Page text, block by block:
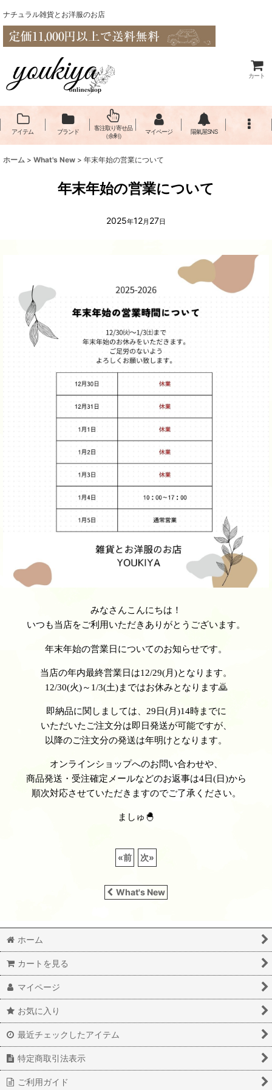
ナチュラル雑貨とお洋服のお店
カート
アイテム ブランド
客注取り寄せ品
（余剰）
マイページ 陽氣屋SNS
ホーム > What's New > 年末年始の営業について
年末年始の営業について
2025年12月 27日
みなさんこんにちは！
いつも当店をご利用いただきありがとうございます。
年末年始の営業日についてのお知らせです。
当店の年内最終営業日は12/29(月)となります。
12/30(火)～1/3(土)まではお休みとなります🙇
即納品に関しましては、29日(月)14時までに
いただいたご注文分は即日発送が可能ですが、
以降のご注文分の発送は年明けとなります。
オンラインショップへのお問い合わせや、
商品発送・受注確定メールなどのお返事は4日(日)から
順次対応させていただきますのでご了承ください。
ましゅ🐣
«前 次»
What's New
ホーム
カートを見る
マイページ
お気に入り
最近チェックしたアイテム
特定商取引法表示
ご利用ガイド